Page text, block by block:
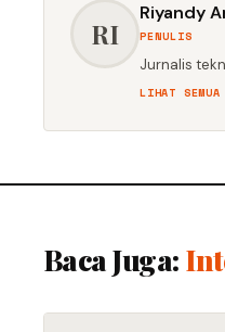
RI
Riyandy
PENULIS
Jurnalis
LIHAT
Baca Juga: